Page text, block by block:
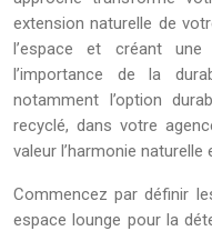
extension naturelle de
l’espace et créant une
l’importance de la
notamment l’option
recyclé, dans votre
valeur l’harmonie
Commencez par définir
espace lounge pour la